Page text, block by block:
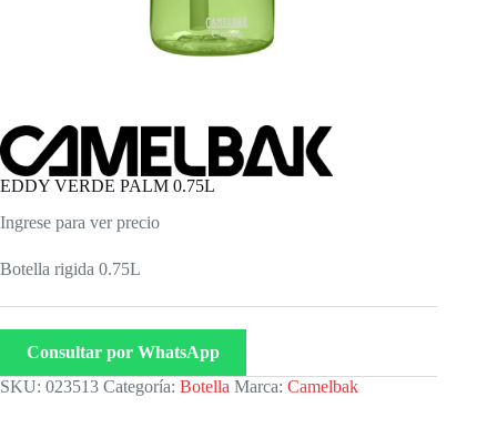
EDDY VERDE PALM 0.75L
Ingrese para ver precio
Botella rigida 0.75L
Consultar por WhatsApp
SKU: 023513 Categoría: Botella Marca: Camelbak